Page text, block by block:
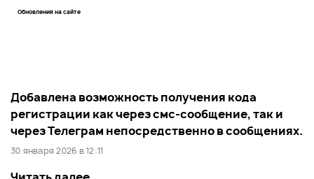
Обновления на сайте
Добавлена возможность получения кода
регистрации как через смс-сообщение, так и
через Телеграм непосредственно в сообщениях.
30 января 2026 в 12:11